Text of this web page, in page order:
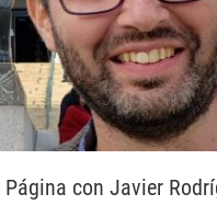
Página con Javier